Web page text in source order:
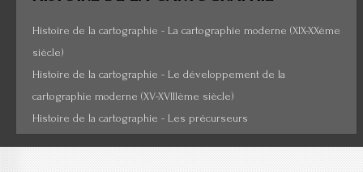
Histoire de la cartographie - La cartographie moderne (XIX-XXème
siècle)
Histoire de la cartographie - Le développement de la
cartographie moderne (XV-XVIIIème siècle)
Histoire de la cartographie - Les précurseurs